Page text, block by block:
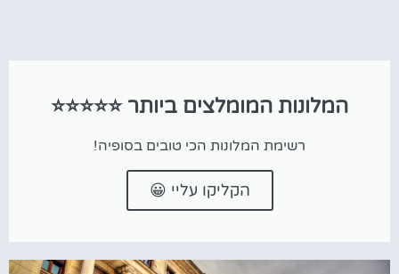
המלונות המומלצים ביותר ⭐⭐⭐⭐⭐
רשימת המלונות הכי טובים בסופיה!
הקליקו עליי 😀